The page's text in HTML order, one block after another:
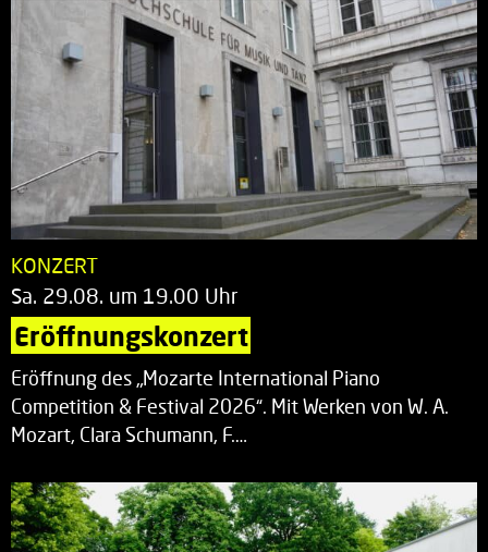
KONZERT
Sa. 29.08. um 19.00 Uhr
Eröffnungskonzert
Eröffnung des „Mozarte International Piano
Competition & Festival 2026“. Mit Werken von W. A.
Mozart, Clara Schumann, F.…